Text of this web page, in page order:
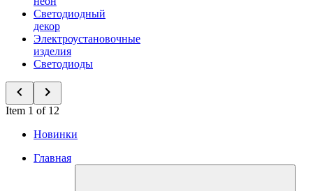
Светодиодный
декор
Электроустановочные
изделия
Светодиоды
Item 1 of 12
Новинки
Главная